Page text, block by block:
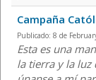
Campaña
Publicado: 8 de
Esta es una
la tierra y la luz